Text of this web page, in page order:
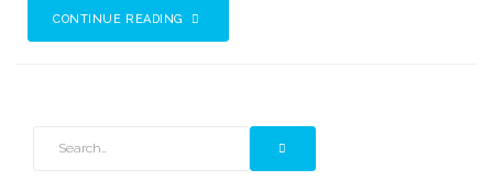
CONTINUE READING